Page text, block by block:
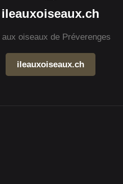
ileauxoiseaux.ch
aux oiseaux de Préverenges
ileauxoiseaux.ch